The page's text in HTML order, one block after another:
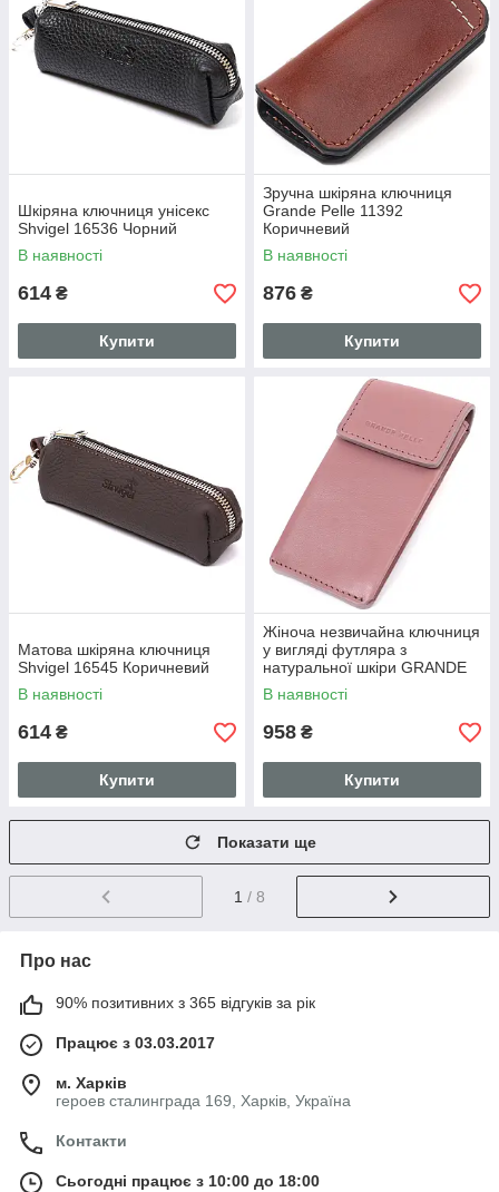
Шкіряна ключниця унісекс
Shvigel 16536 Чорний
В наявності
614 ₴
Купити
Зручна шкіряна ключниця
Grande Pelle 11392
Коричневий
В наявності
876 ₴
Купити
Матова шкіряна ключниця
Shvigel 16545 Коричневий
В наявності
614 ₴
Купити
Жіноча незвичайна ключниця
у вигляді футляра з
натуральної шкіри GRANDE
PELLE 22571 Бежевий
В наявності
958 ₴
Купити
Показати ще
1 / 8
Про нас
90% позитивних з 365 відгуків за рік
Працює з 03.03.2017
м. Харків
героев сталинграда 169, Харків, Україна
Контакти
Сьогодні працює з 10:00 до 18:00